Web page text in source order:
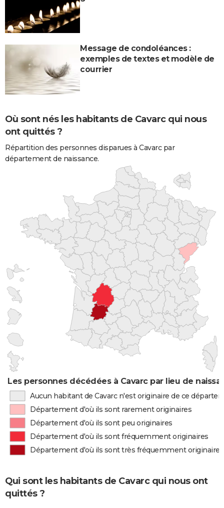
Message de condoléances :
exemples de textes et modèle de
courrier
Où sont nés les habitants de Cavarc qui nous
ont quittés ?
Répartition des personnes disparues à Cavarc par
département de naissance.
Les personnes décédées à Cavarc par lieu de
Aucun habitant de Cavarc n'est originaire de ce
Département d'où ils sont rarement originaires
Département d'où ils sont peu originaires
Département d'où ils sont fréquemment originaires
Département d'où ils sont très fréquemment originaires
Qui sont les habitants de Cavarc qui nous ont
quittés ?